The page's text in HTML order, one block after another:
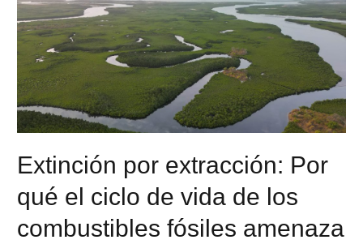
Extinción por extracción: Por
qué el ciclo de vida de los
combustibles fósiles amenaza